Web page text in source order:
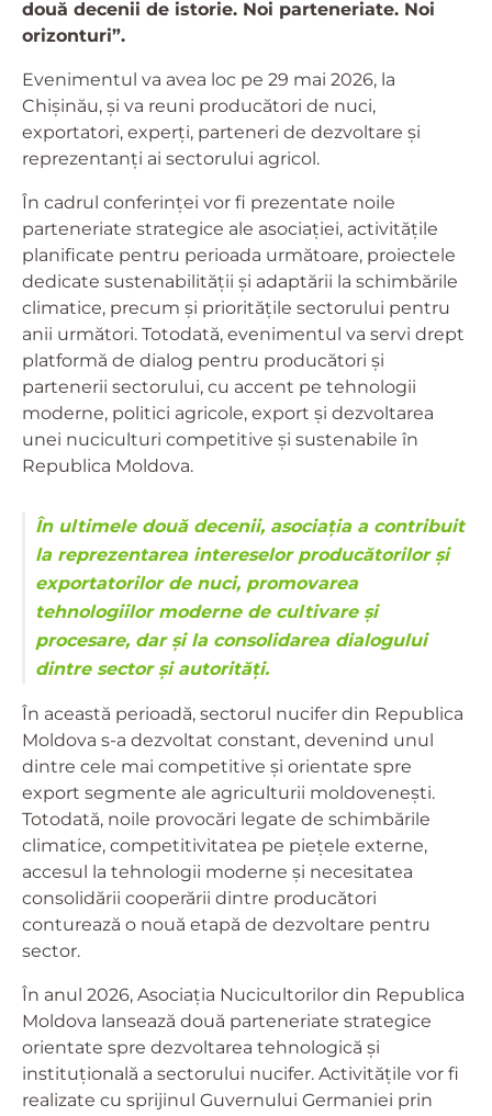
două decenii de istorie. Noi parteneriate. Noi
orizonturi”.
Evenimentul va avea loc pe 29 mai 2026, la
Chișinău, și va reuni producători de nuci,
exportatori, experți, parteneri de dezvoltare și
reprezentanți ai sectorului agricol.
În cadrul conferinței vor fi prezentate noile
parteneriate strategice ale asociației, activitățile
planificate pentru perioada următoare, proiectele
dedicate sustenabilității și adaptării la schimbările
climatice, precum și prioritățile sectorului pentru
anii următori. Totodată, evenimentul va servi drept
platformă de dialog pentru producători și
partenerii sectorului, cu accent pe tehnologii
moderne, politici agricole, export și dezvoltarea
unei nuciculturi competitive și sustenabile în
Republica Moldova.
În ultimele două decenii, asociația a contribuit
la reprezentarea intereselor producătorilor și
exportatorilor de nuci, promovarea
tehnologiilor moderne de cultivare și
procesare, dar și la consolidarea dialogului
dintre sector și autorități.
În această perioadă, sectorul nucifer din Republica
Moldova s-a dezvoltat constant, devenind unul
dintre cele mai competitive și orientate spre
export segmente ale agriculturii moldovenești.
Totodată, noile provocări legate de schimbările
climatice, competitivitatea pe piețele externe,
accesul la tehnologii moderne și necesitatea
consolidării cooperării dintre producători
conturează o nouă etapă de dezvoltare pentru
sector.
În anul 2026, Asociația Nucicultorilor din Republica
Moldova lansează două parteneriate strategice
orientate spre dezvoltarea tehnologică și
instituțională a sectorului nucifer. Activitățile vor fi
realizate cu sprijinul Guvernului Germaniei prin